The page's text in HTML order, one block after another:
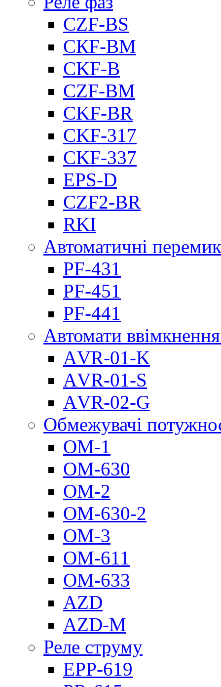
CZF-BS
CКF-BM
CKF-B
CZF-BM
CKF-BR
CKF-317
CKF-337
EPS-D
CZF2-BR
RKI
Автоматичні
PF-431
PF-451
PF-441
Автомати
АVR-01-K
АVR-01-S
АVR-02-G
Обмежувачі
ОМ-1
ОМ-630
ОМ-2
ОМ-630-2
ОМ-3
ОМ-611
ОМ-633
AZD
AZD-M
Реле струму
EPP-619